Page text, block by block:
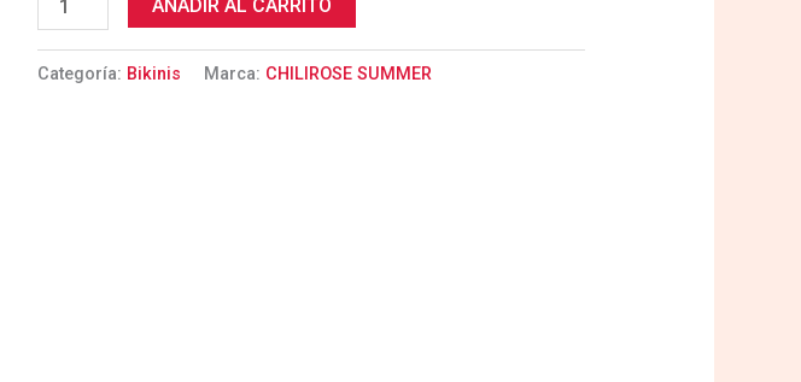
cantidad
AÑADIR AL CARRITO
Categoría: Bikinis Marca: CHILIROSE SUMMER